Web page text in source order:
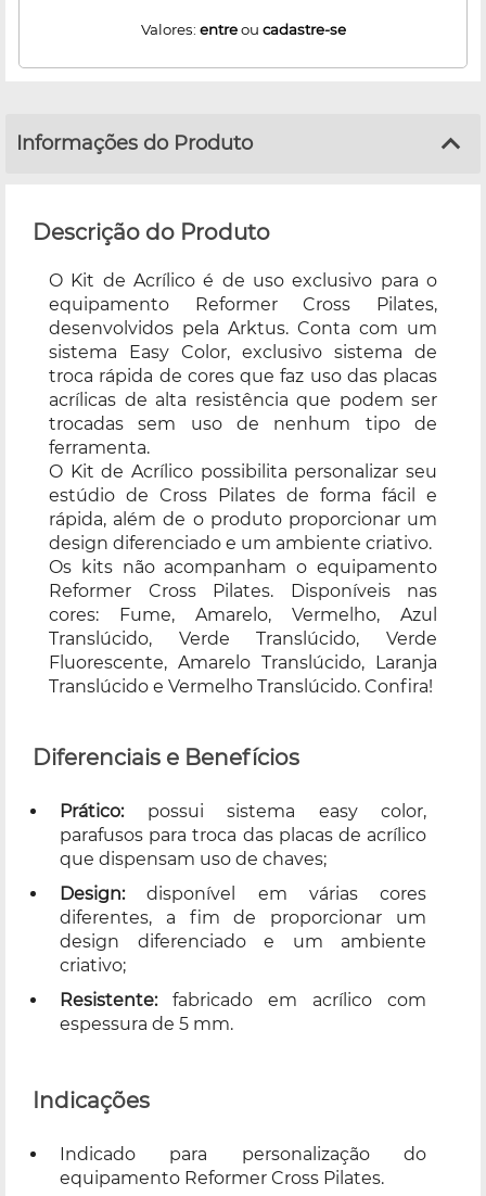
Valores: entreou cadastre-se
Informações do Produto
Descrição do Produto
O Kit de Acrílico é de uso exclusivo para o
equipamento Reformer Cross Pilates,
desenvolvidos pela Arktus. Conta com um
sistema Easy Color, exclusivo sistema de
troca rápida de cores que faz uso das placas
acrílicas de alta resistência que podem ser
trocadas sem uso de nenhum tipo de
ferramenta.
O Kit de Acrílico possibilita personalizar seu
estúdio de Cross Pilates de forma fácil e
rápida, além de o produto proporcionar um
design diferenciado e um ambiente criativo.
Os kits não acompanham o equipamento
Reformer Cross Pilates. Disponíveis nas
cores: Fume, Amarelo, Vermelho, Azul
Translúcido, Verde Translúcido, Verde
Fluorescente, Amarelo Translúcido, Laranja
Translúcido e Vermelho Translúcido. Confira!
Diferenciais e Benefícios
Prático: possui sistema easy color,
parafusos para troca das placas de acrílico
que dispensam uso de chaves;
Design:disponível em várias cores
diferentes, a fim de proporcionar um
design diferenciado e um ambiente
criativo;
Resistente: fabricado em acrílico com
espessura de 5 mm.
Indicações
Indicado para personalização do
equipamento Reformer Cross Pilates.